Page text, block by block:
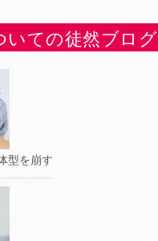
いての徒然ブログ
型を崩す